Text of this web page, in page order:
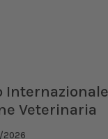
Congresso
Dal 12/02/2027